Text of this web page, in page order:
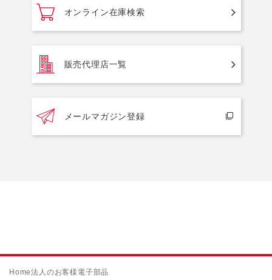
オンライン在庫検索
販売代理店一覧
メールマガジン登録
Home法人のお客様 電子部品